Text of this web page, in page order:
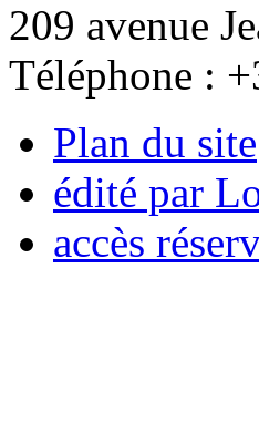
209 avenue
Téléphone :
Plan du site
édité par
accès